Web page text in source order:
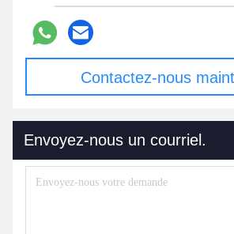
Contactez-nous
Envoyez-nous un courriel.